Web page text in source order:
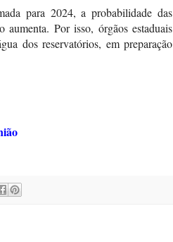
para 2024, a probabilidade das
Por isso, órgãos estaduais
dos reservatórios, em preparação